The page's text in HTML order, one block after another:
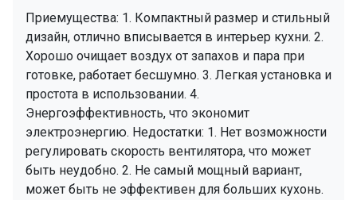
Приемущества: 1. Компактный размер и стильный
дизайн, отлично вписывается в интерьер кухни. 2.
Хорошо очищает воздух от запахов и пара при
готовке, работает бесшумно. 3. Легкая установка и
простота в использовании. 4.
Энергоэффективность, что экономит
электроэнергию. Недостатки: 1. Нет возможности
регулировать скорость вентилятора, что может
быть неудобно. 2. Не самый мощный вариант,
может быть не эффективен для больших кухонь.